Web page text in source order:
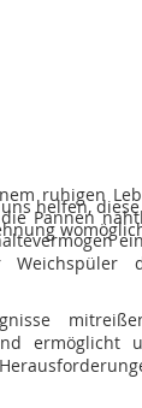
ruhigen
Pannen
ermöglicht
helfen,